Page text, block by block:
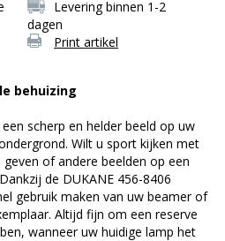
Levering binnen 1-2
dagen
Print artikel
behuizing
scherp en helder beeld op uw
Wilt u sport kijken met
of andere beelden op een
de DUKANE 456-8406
gebruik maken van uw beamer of
Altijd fijn om een reserve
wanneer uw huidige lamp het